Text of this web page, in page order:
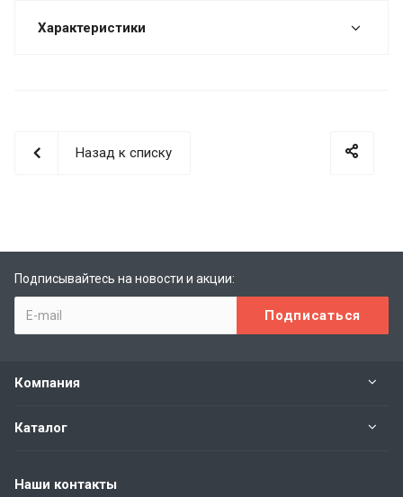
Характеристики
Назад к списку
Подписывайтесь на новости и акции:
Компания
Каталог
Наши контакты